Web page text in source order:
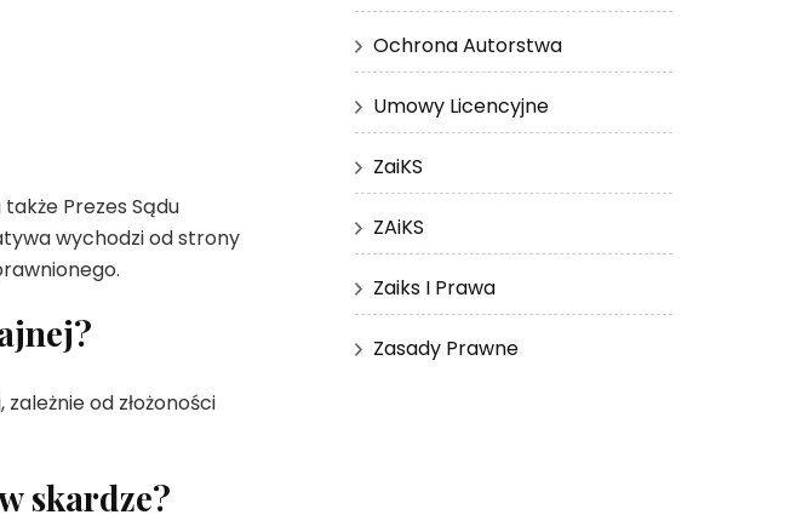
Prezes Sądu
wychodzi od strony
od złożoności
skardze?
Ochrona Autorstwa
Umowy Licencyjne
ZaiKS
ZAiKS
Zaiks I Prawa
Zasady Prawne